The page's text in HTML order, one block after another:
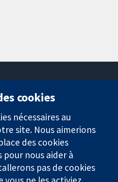
Uni
nous
Actualités
Service de
presse
Qui sommes-
nous
Offres
cookies
nécessaires au
site. Nous aimerions
des cookies
nous aider à
pas de cookies